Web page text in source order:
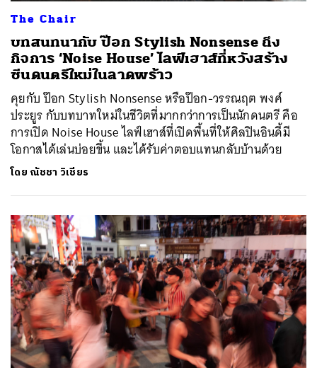
The Chair
บทสนทนากับ ป๊อก Stylish Nonsense ถึง
กิจการ ‘Noise House’ ไลฟ์เฮาส์ที่หวังสร้าง
ซีนดนตรีใหม่ในลาดพร้าว
คุยกับ ป๊อก Stylish Nonsense หรือป๊อก-วรรณฤต พงศ์
ประยูร กับบทบาทใหม่ในชีวิตที่มากกว่าการเป็นนักดนตรี คือ
การเปิด Noise House ไลฟ์เฮาส์ที่เปิดพื้นที่ให้ศิลปินอินดี้มี
โอกาสได้เล่นบ่อยขึ้น และได้รับค่าตอบแทนกลับบ้านด้วย
โดย ณัชชา วิเชียร